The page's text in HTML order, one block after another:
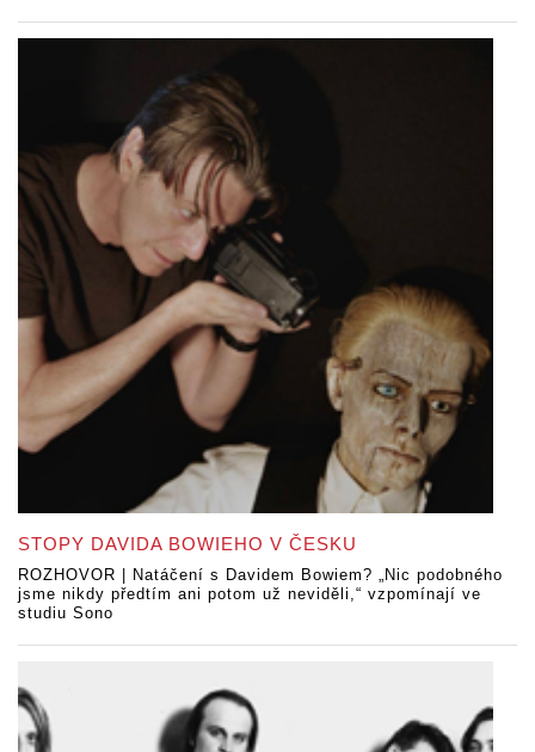
STOPY DAVIDA BOWIEHO V ČESKU
ROZHOVOR | Natáčení s Davidem Bowiem? „Nic podobného
jsme nikdy předtím ani potom už neviděli,“ vzpomínají ve
studiu Sono